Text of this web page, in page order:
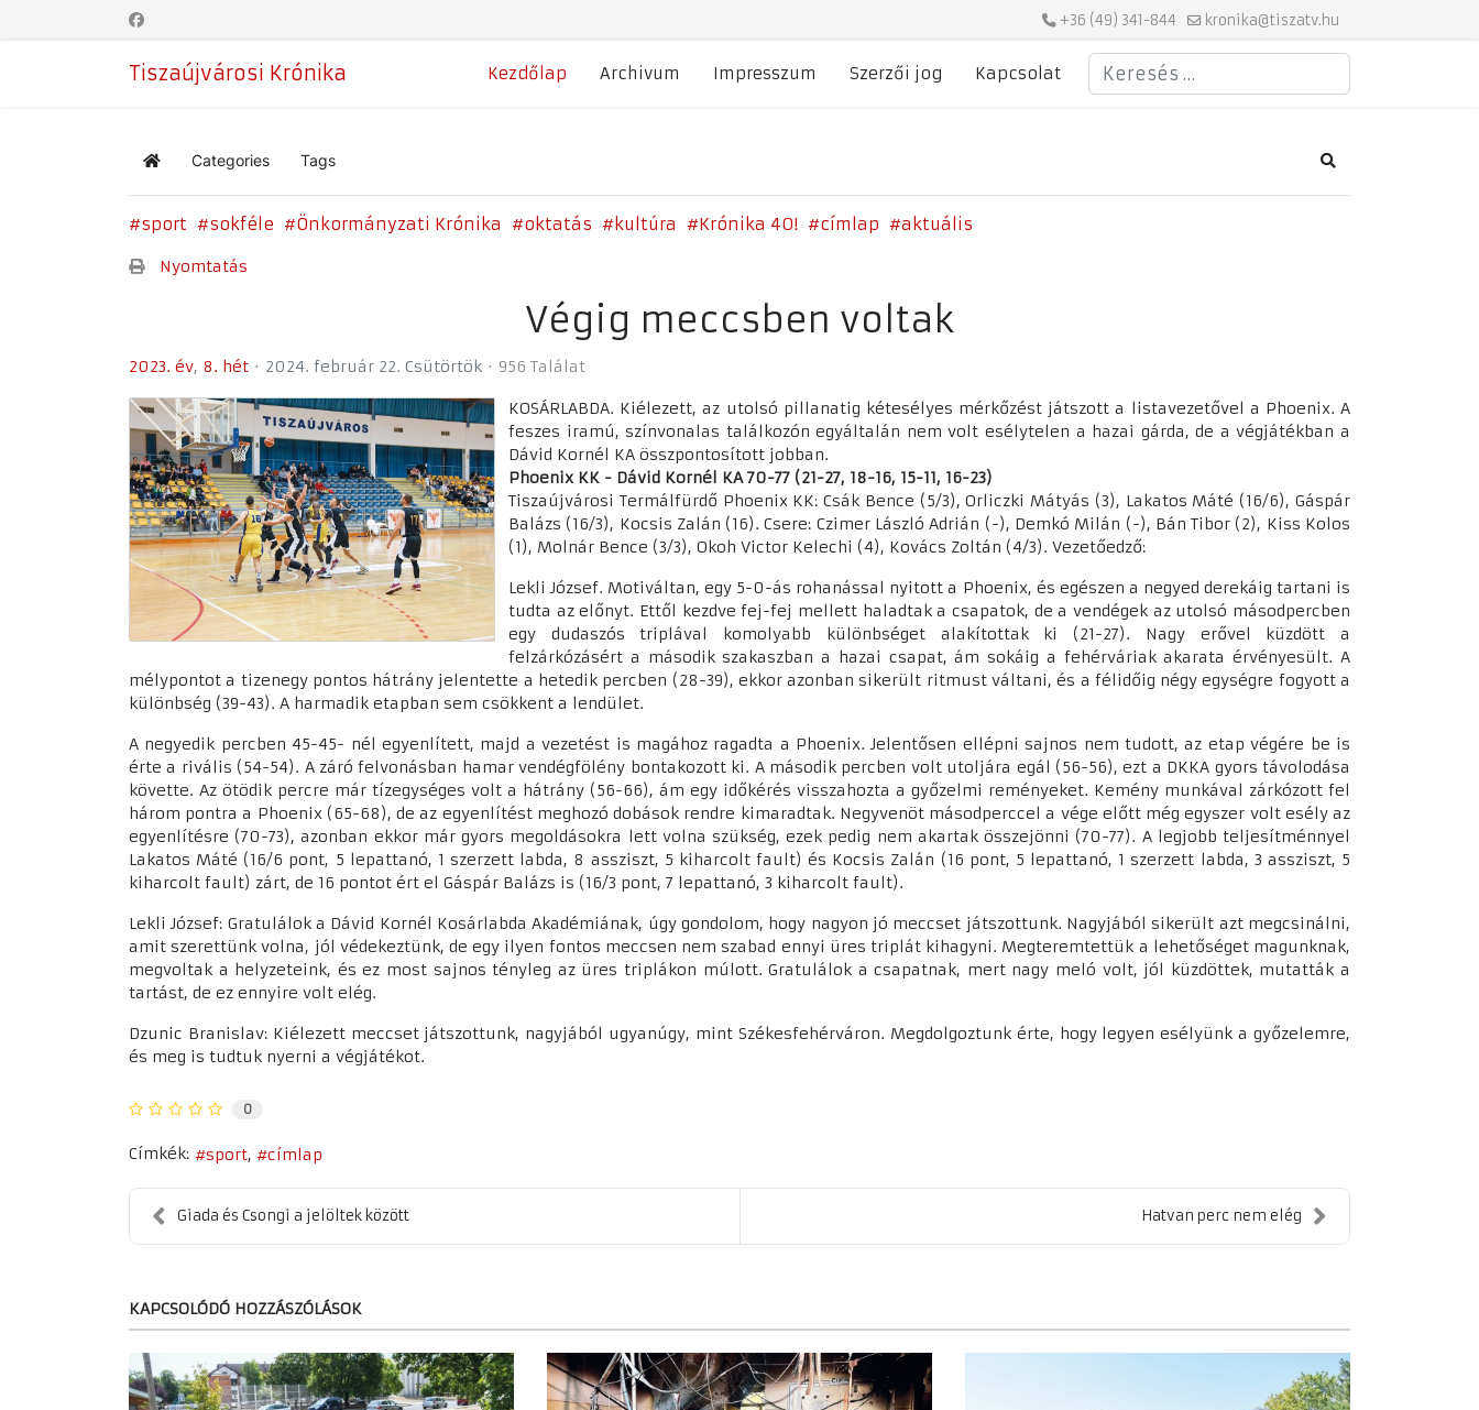
+36 (49) 341-844 kronika@tiszatv.hu
Tiszaújvárosi Krónika Kezdőlap Archivum Impresszum Szerzői jog Kapcsolat
Keresés
Home Categories Tags Search
sport sokféle Önkormányzati Krónika oktatás kultúra Krónika 40! címlap aktuális
Nyomtatás
Végig meccsben voltak
2023. év 8. hét 2024. február 22. Csütörtök 956 Találat
KOSÁRLABDA. Kiélezett, az utolsó pillanatig kétesélyes mérkőzést játszott a listavezetővel a Phoenix. A
feszes iramú, színvonalas találkozón egyáltalán nem volt esélytelen a hazai gárda, de a végjátékban a
Dávid Kornél KA összpontosított jobban.
Phoenix KK - Dávid Kornél KA 70-77 (21-27, 18-16, 15-11, 16-23)
Tiszaújvárosi Termálfürdő Phoenix KK: Csák Bence (5/3), Orliczki Mátyás (3), Lakatos Máté (16/6), Gáspár
Balázs (16/3), Kocsis Zalán (16). Csere: Czimer László Adrián (-), Demkó Milán (-), Bán Tibor (2), Kiss Kolos
(1), Molnár Bence (3/3), Okoh Victor Kelechi (4), Kovács Zoltán (4/3). Vezetőedző:
Lekli József. Motiváltan, egy 5-0-ás rohanással nyitott a Phoenix, és egészen a negyed derekáig tartani is
tudta az előnyt. Ettől kezdve fej-fej mellett haladtak a csapatok, de a vendégek az utolsó másodpercben
egy dudaszós triplával komolyabb különbséget alakítottak ki (21-27). Nagy erővel küzdött a
felzárkózásért a második szakaszban a hazai csapat, ám sokáig a fehérváriak akarata érvényesült. A
mélypontot a tizenegy pontos hátrány jelentette a hetedik percben (28-39), ekkor azonban sikerült ritmust váltani, és a félidőig négy egységre fogyott a
különbség (39-43). A harmadik etapban sem csökkent a lendület.
A negyedik percben 45-45- nél egyenlített, majd a vezetést is magához ragadta a Phoenix. Jelentősen ellépni sajnos nem tudott, az etap végére be is
érte a rivális (54-54). A záró felvonásban hamar vendégfölény bontakozott ki. A második percben volt utoljára egál (56-56), ezt a DKKA gyors távolodása
követte. Az ötödik percre már tízegységes volt a hátrány (56-66), ám egy időkérés visszahozta a győzelmi reményeket. Kemény munkával zárkózott fel
három pontra a Phoenix (65-68), de az egyenlítést meghozó dobások rendre kimaradtak. Negyvenöt másodperccel a vége előtt még egyszer volt esély az
egyenlítésre (70-73), azonban ekkor már gyors megoldásokra lett volna szükség, ezek pedig nem akartak összejönni (70-77). A legjobb teljesítménnyel
Lakatos Máté (16/6 pont, 5 lepattanó, 1 szerzett labda, 8 assziszt, 5 kiharcolt fault) és Kocsis Zalán (16 pont, 5 lepattanó, 1 szerzett labda, 3 assziszt, 5
kiharcolt fault) zárt, de 16 pontot ért el Gáspár Balázs is (16/3 pont, 7 lepattanó, 3 kiharcolt fault).
Lekli József: Gratulálok a Dávid Kornél Kosárlabda Akadémiának, úgy gondolom, hogy nagyon jó meccset játszottunk. Nagyjából sikerült azt megcsinálni,
amit szerettünk volna, jól védekeztünk, de egy ilyen fontos meccsen nem szabad ennyi üres triplát kihagyni. Megteremtettük a lehetőséget magunknak,
megvoltak a helyzeteink, és ez most sajnos tényleg az üres triplákon múlott. Gratulálok a csapatnak, mert nagy meló volt, jól küzdöttek, mutatták a
tartást, de ez ennyire volt elég.
Dzunic Branislav: Kiélezett meccset játszottunk, nagyjából ugyanúgy, mint Székesfehérváron. Megdolgoztunk érte, hogy legyen esélyünk a győzelemre,
és meg is tudtuk nyerni a végjátékot.
0
Címkék: sport címlap
Giada és Csongi a jelöltek között Hatvan perc nem elég
KAPCSOLÓDÓ HOZZÁSZÓLÁSOK